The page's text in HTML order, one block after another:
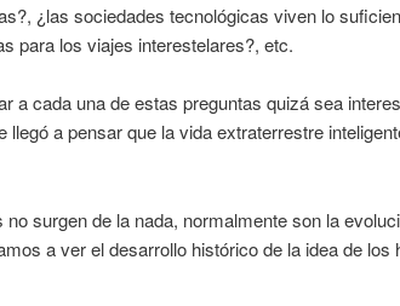
¿las sociedades tecnológicas viven lo
para los viajes interestelares?, etc.
a cada una de estas preguntas quizá sea
a pensar que la vida extraterrestre
surgen de la nada, normalmente son la
a ver el de­sarrollo histórico de la idea de los